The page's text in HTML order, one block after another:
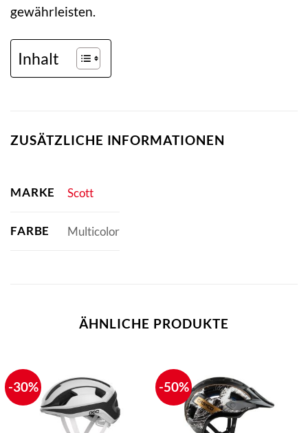
gewährleisten.
Inhalt
ZUSÄTZLICHE INFORMATIONEN
MARKE Scott
FARBE Multicolor
ÄHNLICHE PRODUKTE
-30% -50%